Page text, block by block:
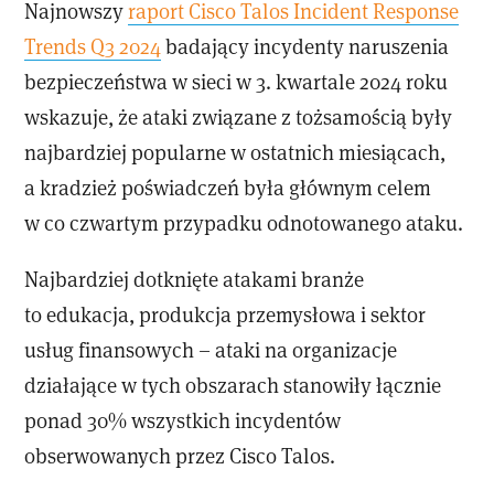
Najnowszyraport Cisco Talos Incident Response
Trends Q3 2024 badający incydenty naruszenia
bezpieczeństwa w sieci w 3. kwartale 2024 roku
wskazuje, że ataki związane z tożsamością były
najbardziej popularne w ostatnich miesiącach,
a kradzież poświadczeń była głównym celem
w co czwartym przypadku odnotowanego ataku.
Najbardziej dotknięte atakami branże
to edukacja, produkcja przemysłowa i sektor
usług finansowych – ataki na organizacje
działające w tych obszarach stanowiły łącznie
ponad 30% wszystkich incydentów
obserwowanych przez Cisco Talos.